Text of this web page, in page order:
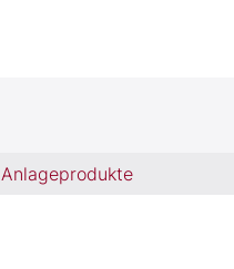
Anlageprodukte